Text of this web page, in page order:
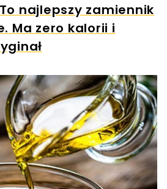
To najlepszy zamiennik
Ma zero kalorii i